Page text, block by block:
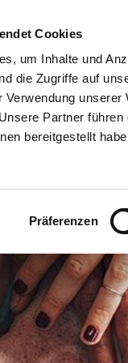
Cookies
um Inhalte und
die Zugriffe auf
Verwendung
Partner
bereitgestellt
Präferenzen